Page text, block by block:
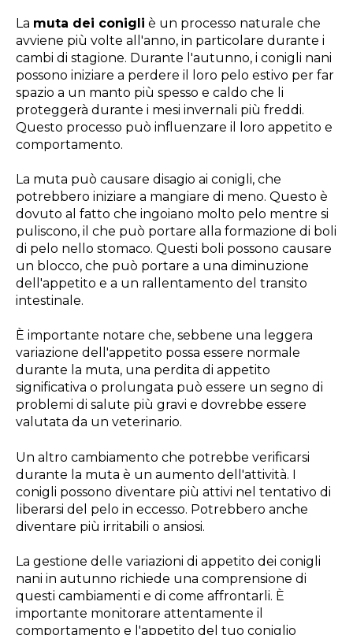
La muta dei conigli è un processo naturale che
avviene più volte all'anno, in particolare durante i
cambi di stagione. Durante l'autunno, i conigli nani
possono iniziare a perdere il loro pelo estivo per far
spazio a un manto più spesso e caldo che li
proteggerà durante i mesi invernali più freddi.
Questo processo può influenzare il loro appetito e
comportamento.
La muta può causare disagio ai conigli, che
potrebbero iniziare a mangiare di meno. Questo è
dovuto al fatto che ingoiano molto pelo mentre si
puliscono, il che può portare alla formazione di boli
di pelo nello stomaco. Questi boli possono causare
un blocco, che può portare a una diminuzione
dell'appetito e a un rallentamento del transito
intestinale.
È importante notare che, sebbene una leggera
variazione dell'appetito possa essere normale
durante la muta, una perdita di appetito
significativa o prolungata può essere un segno di
problemi di salute più gravi e dovrebbe essere
valutata da un veterinario.
Un altro cambiamento che potrebbe verificarsi
durante la muta è un aumento dell'attività. I
conigli possono diventare più attivi nel tentativo di
liberarsi del pelo in eccesso. Potrebbero anche
diventare più irritabili o ansiosi.
La gestione delle variazioni di appetito dei conigli
nani in autunno richiede una comprensione di
questi cambiamenti e di come affrontarli. È
importante monitorare attentamente il
comportamento e l'appetito del tuo coniglio